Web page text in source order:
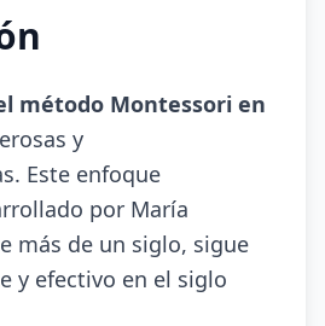
método Montessori en
y
Este enfoque
por María
más de un siglo, sigue
y efectivo en el siglo